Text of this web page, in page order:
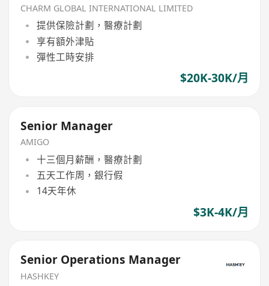
CHARM GLOBAL INTERNATIONAL LIMITED
提供保險計劃，醫療計劃
享有額外津貼
彈性工時安排
$20K-30K/月
Senior Manager
AMIGO
十三個月薪酬，醫療計劃
五天工作周，銀行假
14天年休
$3K-4K/月
Senior Operations Manager
HASHKEY